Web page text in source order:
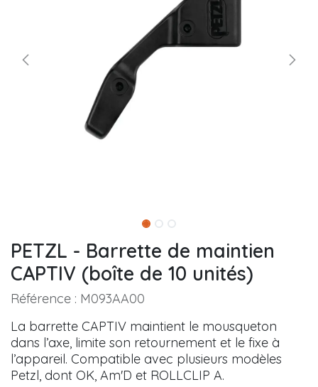
PETZL - Barrette de maintien
CAPTIV (boîte de 10 unités)
Référence : M093AA00
La barrette CAPTIV maintient le mousqueton
dans l’axe, limite son retournement et le fixe à
l’appareil. Compatible avec plusieurs modèles
Petzl, dont OK, Am'D et ROLLCLIP A.